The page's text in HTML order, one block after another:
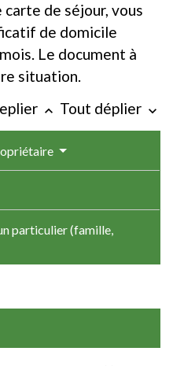
carte de séjour, vous
de domicile
Le document à
situation.
keyboard_arrow_up Tout déplier keyboard_arrow_down
particulier (famille,